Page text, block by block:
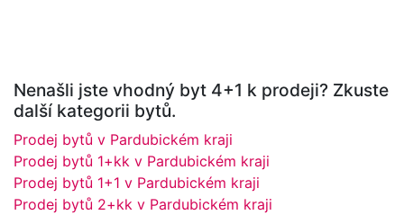
Nenašli jste vhodný byt 4+1 k prodeji? Zkuste
další kategorii bytů.
Prodej bytů v Pardubickém kraji
Prodej bytů 1+kk v Pardubickém kraji
Prodej bytů 1+1 v Pardubickém kraji
Prodej bytů 2+kk v Pardubickém kraji